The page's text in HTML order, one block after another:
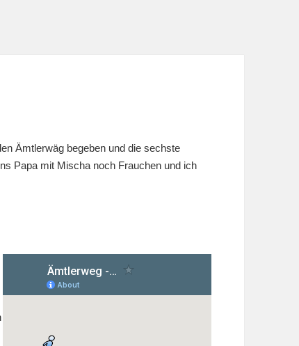
Ämtlerwäg begeben und die sechste
Papa mit Mischa noch Frauchen und ich